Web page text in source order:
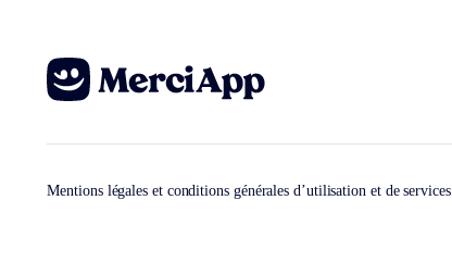
Mentions légales et conditions générales d’utilisation et de services